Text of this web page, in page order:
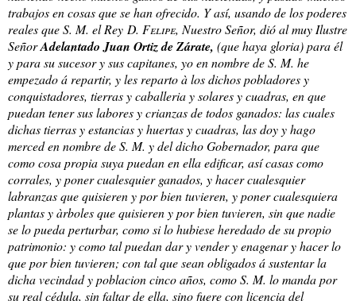
trabajos en cosas que se han ofrecido. Y así, usando de los poderes
reales que S. M. el Rey D. Felipe, Nuestro Señor, dió al muy Ilustre
SeñorAdelantado Juan Ortiz de Zárate, (que haya gloria) para él
y para su sucesor y sus capitanes, yo en nombre de S. M. he
empezado á repartir, y les reparto à los dichos pobladores y
conquistadores, tierras y caballeria y solares y cuadras, en que
puedan tener sus labores y crianzas de todos ganados: las cuales
dichas tierras y estancias y huertas y cuadras, las doy y hago
merced en nombre de S. M. y del dicho Gobernador, para que
como cosa propia suya puedan en ella edificar, así casas como
corrales, y poner cualesquier ganados, y hacer cualesquier
labranzas que quisieren y por bien tuvieren, y poner cualesquiera
plantas y àrboles que quisieren y por bien tuvieren, sin que nadie
se lo pueda perturbar, como si lo hubiese heredado de su propio
patrimonio: y como tal puedan dar y vender y enagenar y hacer lo
que por bien tuvieren; con tal que sean obligados á sustentar la
dicha vecindad y poblacion cinco años, como S. M. lo manda por
su real cédula, sin faltar de ella, sino fuere con licencia del